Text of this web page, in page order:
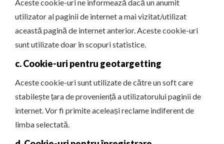
Aceste cookie-uri ne informează dacă un anumit
utilizator al paginii de internet a mai vizitat/utilizat
această pagină de internet anterior. Aceste cookie-uri
sunt utilizate doar în scopuri statistice.
c. Cookie-uri pentru geotargetting
Aceste cookie-uri sunt utilizate de către un soft care
stabilește țara de proveniență a utilizatorului paginii de
internet. Vor fi primite aceleași reclame indiferent de
limba selectată.